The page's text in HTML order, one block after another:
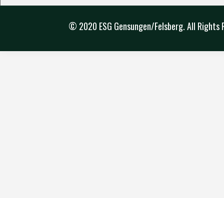
© 2020 ESG Gensungen/Felsberg. All Rights